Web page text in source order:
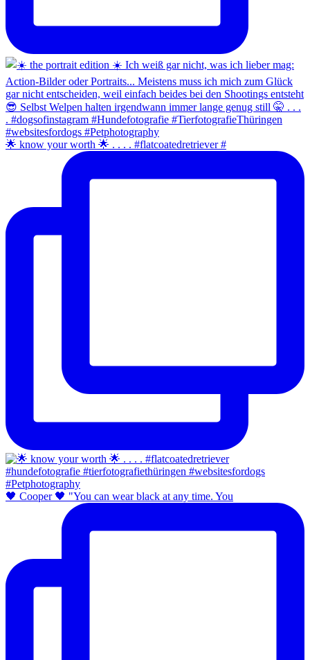
🌟 know your worth 🌟 . . . . #flatcoatedretriever #
🖤 Cooper 🖤 "You can wear black at any time. You